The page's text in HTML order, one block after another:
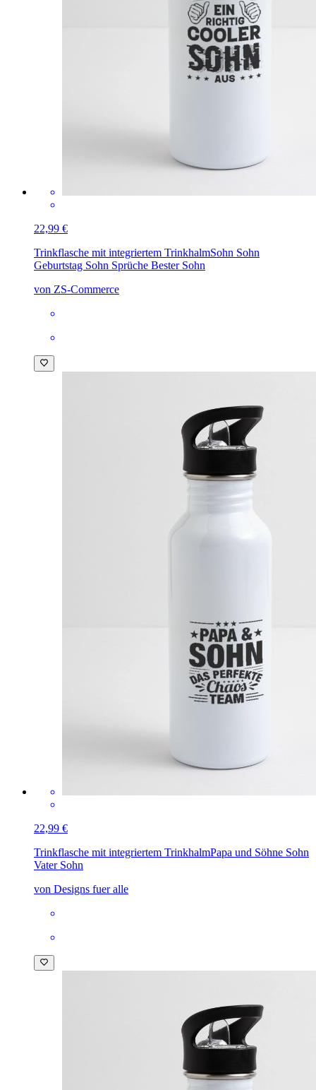
22,99 €
Trinkflasche mit integriertem TrinkhalmSohn Sohn
Geburtstag Sohn Sprüche Bester Sohn
von ZS-Commerce
22,99 €
Trinkflasche mit integriertem TrinkhalmPapa und Söhne Sohn
Vater Sohn
von Designs fuer alle